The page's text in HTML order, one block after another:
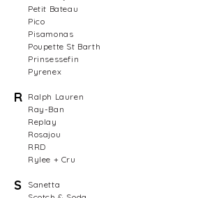
Petit Bateau
Pico
Pisamonas
Poupette St Barth
Prinsessefin
Pyrenex
R Ralph Lauren
Ray-Ban
Replay
Rosajou
RRD
Rylee + Cru
S
Sanetta